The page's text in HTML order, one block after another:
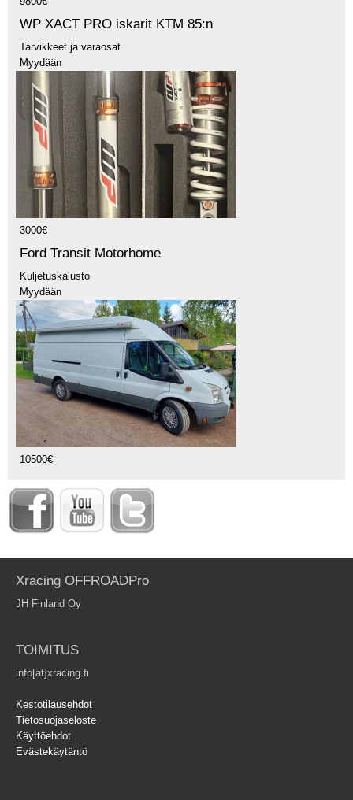
WP XACT PRO iskarit KTM 85:n
Tarvikkeet ja varaosat
Myydään
3000€
Ford Transit Motorhome
Kuljetuskalusto
Myydään
10500€
Xracing OFFROADPro
JH Finland Oy
TOIMITUS
info[at]xracing.fi
Kestotilausehdot
Tietosuojaseloste
Käyttöehdot
Evästekäytäntö